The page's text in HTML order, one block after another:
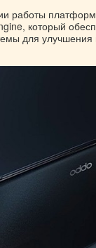
работы
который
для улучшения